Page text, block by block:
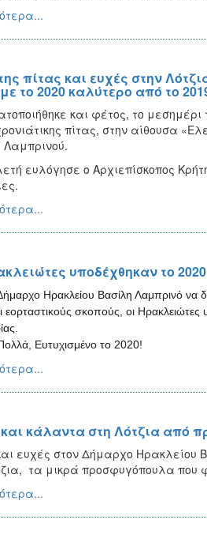
πίτας και ευχές στην
το 2020 καλύτερο από το
και φέτος, το μεσημέρι
πίτας, στην αίθουσα
Λαμπρινού.
ευλόγησε ο Αρχιεπίσκοπος
υποδέχθηκαν το
Ηρακλείου Βασίλη Λαμπρινό να
εορταστικούς σκοπούς, οι
Ευτυχισμένο το 2020!
κάλαντα στη Λότζια από
ευχές στον Δήμαρχο Ηρακλείου
τα μικρά προσφυγόπουλα που